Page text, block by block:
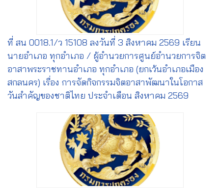
ที่ สน 0018.1/ว 15108 ลงวันที่ 3 สิงหาคม 2569 เรียน
นายอำเภอ ทุกอำเภอ / ผู้อำนวยการศูนย์อำนวยการจิต
อาสาพระราชทานอำเภอ ทุกอำเภอ (ยกเว้นอำเภอเมือง
สกลนคร) เรื่อง การจัดกิจกรรมจิตอาสาพัฒนาในโอกาส
วันสำคัญของชาติไทย ประจำเดือน สิงหาคม 2569